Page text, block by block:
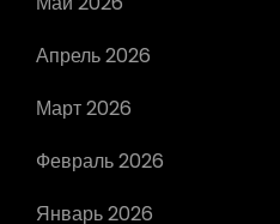
Апрель 2026
Март 2026
Февраль 2026
Январь 2026